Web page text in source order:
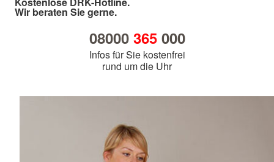
Wir beraten Sie gerne.
08000 365000
Infos für Sie kostenfrei
rund um die Uhr